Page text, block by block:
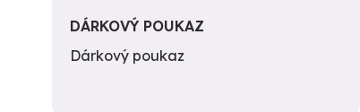
DÁRKOVÝ POUKAZ
Dárkový poukaz